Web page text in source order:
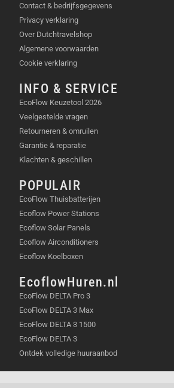
Contact & bedrijfsgegevens
Privacy verklaring
Over Dutchtravelshop
Algemene voorwaarden
Cookie verklaring
INFO & SERVICE
EcoFlow Keuzetool 2026
Veelgestelde vragen
Retourneren & omruilen
Garantie & reparatie
Klachten & geschillen
POPULAIR
EcoFlow Thuisbatterijen
Ecoflow Power Stations
Ecoflow Solar Panels
Ecoflow Airconditioners
Ecoflow Koelboxen
EcoflowHuren.nl
EcoFlow DELTA Pro 3
EcoFlow DELTA 3 Max
EcoFlow DELTA 3 1500
EcoFlow DELTA 3
Ontdek volledige huuraanbod